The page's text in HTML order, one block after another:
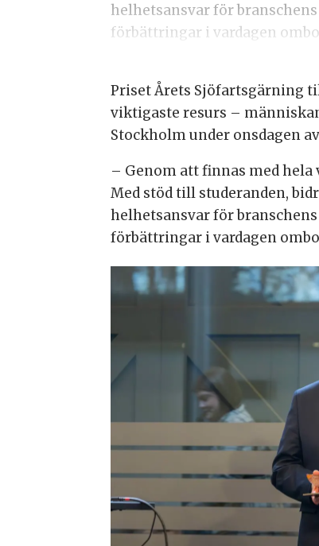
helhetsansvar för
förbättringar i vardagen
Priset Årets Sjöfartsgärning
viktigaste resurs –
Stockholm under onsdagen
– Genom att finnas med
Med stöd till studeranden,
helhetsansvar för
förbättringar i vardagen